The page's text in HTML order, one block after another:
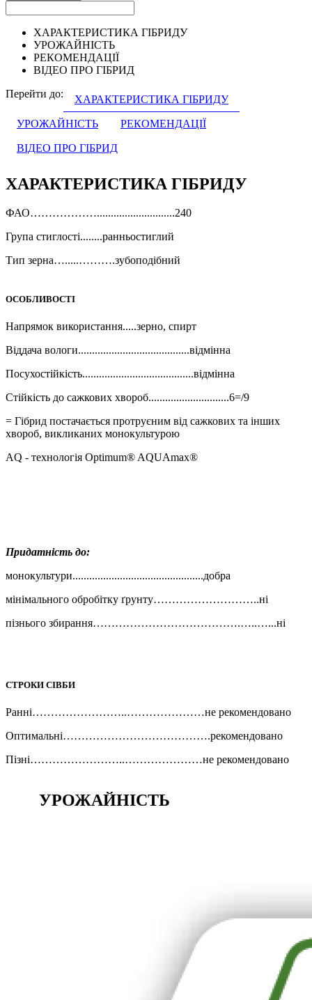
ХАРАКТЕРИСТИКА ГІБРИДУ
УРОЖАЙНІСТЬ
РЕКОМЕНДАЦІЇ
ВІДЕО ПРО ГІБРИД
Перейти до:
ХАРАКТЕРИСТИКА ГІБРИДУ
УРОЖАЙНІСТЬ РЕКОМЕНДАЦІЇ
ВІДЕО ПРО ГІБРИД
ХАРАКТЕРИСТИКА ГІБРИДУ
ФАО………………............................240
Група стиглості........ранньостиглий
Тип зерна….....……….зубоподібний
ОСОБЛИВОСТІ
Напрямок використання.....зерно, спирт
Віддача вологи........................................відмінна
Посухостійкість........................................відмінна
Стійкість до сажкових хвороб.............................6=/9
= Гібрид постачається протруєним від сажкових та інших
хвороб, викликаних монокультурою
AQ - технологія Optimum® AQUAmax®
Придатність до:
монокультури...............................................добра
мінімального обробітку ґрунту………………………..ні
пізнього збирання………………………………….…..…...ні
СТРОКИ СІВБИ
Ранні……………………..…………………не рекомендовано
Оптимальні………………………………….рекомендовано
Пізні……………………..…………………не рекомендовано
УРОЖАЙНІСТЬ